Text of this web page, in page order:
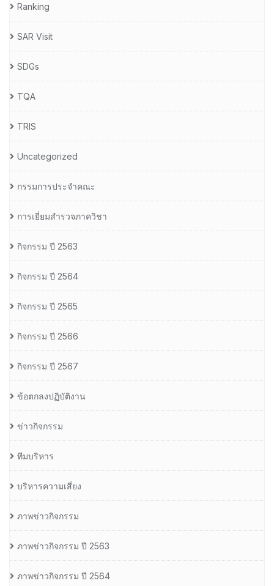
Ranking
SAR Visit
SDGs
TQA
TRIS
Uncategorized
กรรมการประจำคณะ
การเยี่ยมสำรวจภาควิชา
กิจกรรม ปี 2563
กิจกรรม ปี 2564
กิจกรรม ปี 2565
กิจกรรม ปี 2566
กิจกรรม ปี 2567
ข้อตกลงปฏิบัติงาน
ข่าวกิจกรรม
ทีมบริหาร
บริหารความเสี่ยง
ภาพข่าวกิจกรรม
ภาพข่าวกิจกรรม ปี 2563
ภาพข่าวกิจกรรม ปี 2564